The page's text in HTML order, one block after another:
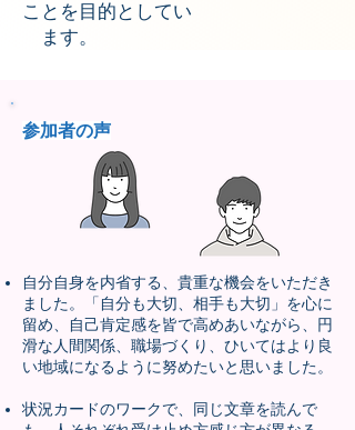
ことを目的としてい
ます。
参加者の声
自分自身を内省する、貴重な機会をいただき
ました。「自分も大切、相手も大切」を心に
留め、自己肯定感を皆で高めあいながら、円
滑な人間関係、職場づくり、ひいてはより良
い地域になるように努めたいと思いました。
状況カードのワークで、同じ文章を読んで